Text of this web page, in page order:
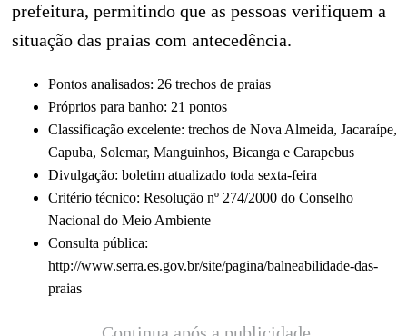
prefeitura, permitindo que as pessoas verifiquem a
situação das praias com antecedência.
Pontos analisados: 26 trechos de praias
Próprios para banho: 21 pontos
Classificação excelente: trechos de Nova Almeida, Jacaraípe,
Capuba, Solemar, Manguinhos, Bicanga e Carapebus
Divulgação: boletim atualizado toda sexta-feira
Critério técnico: Resolução nº 274/2000 do Conselho
Nacional do Meio Ambiente
Consulta pública:
http://www.serra.es.gov.br/site/pagina/balneabilidade-das-
praias